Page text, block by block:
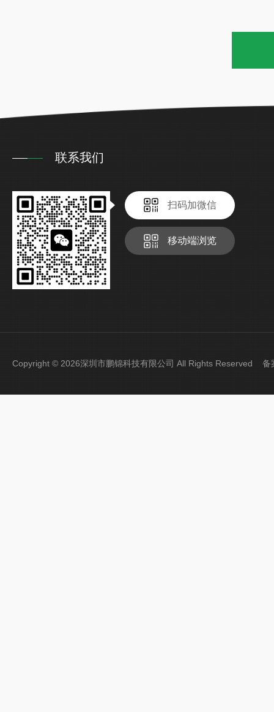
联系我们
扫码加微信
移动端浏览
Copyright © 2026深圳市鹏锦科技有限公司 All Rights Reserved 备